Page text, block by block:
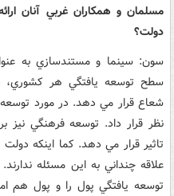
مسلمان و همکاران غربي آنان
دولت؟
سون: سينما و مستندسازي به
سطح توسعه يافتگي هر کشوري،
شعاع قرار مي دهد. در مورد توسعه
نظر قرار داد. توسعه فرهنگي نيز
تاثير قرار مي دهد. کما اينکه
علاقه چنداني به اين مسئله
توسعه يافتگي پول را و پول هم